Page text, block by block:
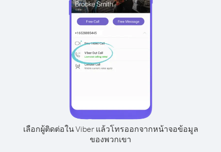
เลือกผู้ติดต่อใน Viber แล้วโทรออกจากหน้าจอข้อมูล
ของพวกเขา